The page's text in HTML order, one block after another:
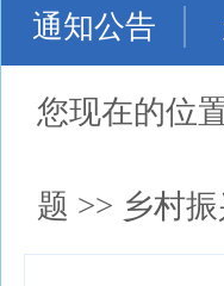
通知公告
您现在的位
题 >> 乡村